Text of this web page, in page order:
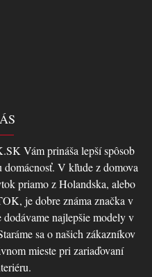
Vám prináša lepší spôsob
V kľude z domova
priamo z Holandska, alebo
je dobre známa značka v
najlepšie modely v
sa o našich zákazníkov
mieste pri zariaďovaní